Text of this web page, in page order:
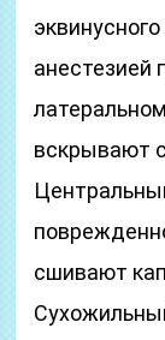
анестезией
вскрывают
сшивают